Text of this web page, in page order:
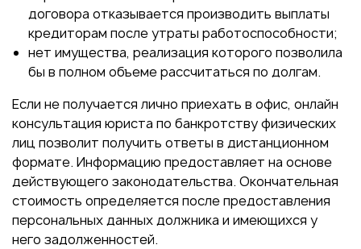
договора отказывается производить выплаты
кредиторам после утраты работоспособности;
нет имущества, реализация которого позволила
бы в полном объеме рассчитаться по долгам.
Если не получается лично приехать в офис, онлайн
консультация юриста по банкротству физических
лиц позволит получить ответы в дистанционном
формате. Информацию предоставляет на основе
действующего законодательства. Окончательная
стоимость определяется после предоставления
персональных данных должника и имеющихся у
него задолженностей.